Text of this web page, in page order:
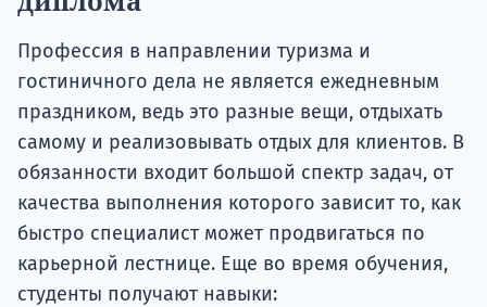
Профессия в направлении туризма и
гостиничного дела не является ежедневным
праздником, ведь это разные вещи, отдыхать
самому и реализовывать отдых для клиентов. В
обязанности входит большой спектр задач, от
качества выполнения которого зависит то, как
быстро специалист может продвигаться по
карьерной лестнице. Еще во время обучения,
студенты получают навыки: